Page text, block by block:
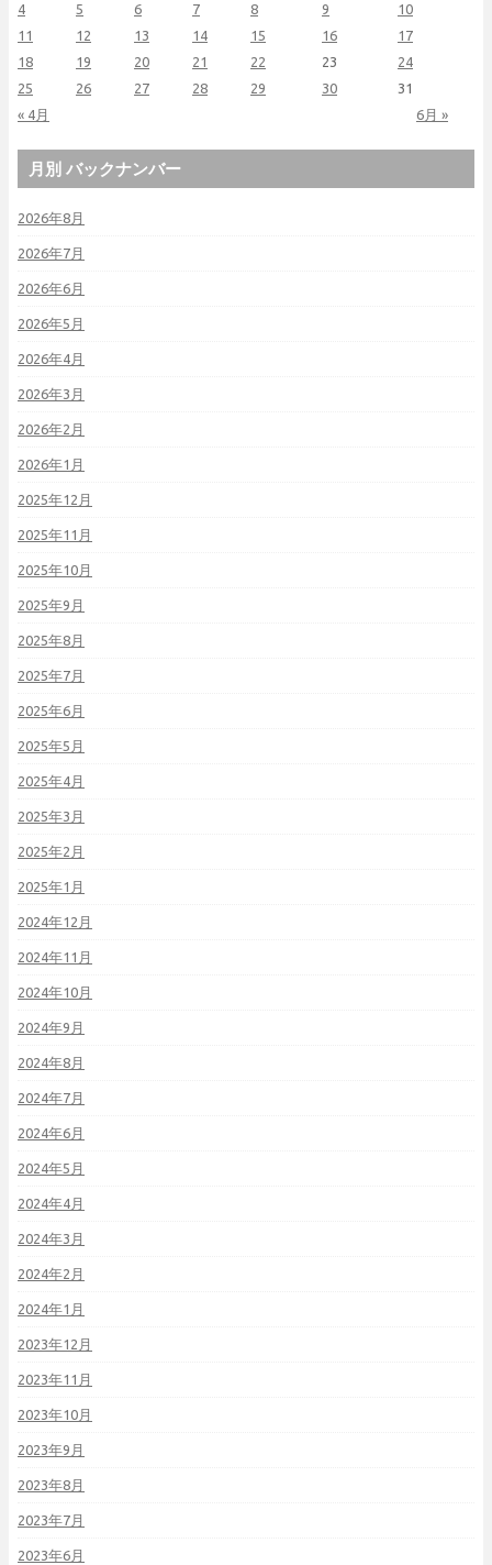
« 4月 6月 »
4
5 6 7 8 9
10
11
12 13 14 15 16
17
18
19 20 21 22 23
24
25
26 27 28 29 30 31
月別 バックナンバー
2026年8月
2026年7月
2026年6月
2026年5月
2026年4月
2026年3月
2026年2月
2026年1月
2025年12月
2025年11月
2025年10月
2025年9月
2025年8月
2025年7月
2025年6月
2025年5月
2025年4月
2025年3月
2025年2月
2025年1月
2024年12月
2024年11月
2024年10月
2024年9月
2024年8月
2024年7月
2024年6月
2024年5月
2024年4月
2024年3月
2024年2月
2024年1月
2023年12月
2023年11月
2023年10月
2023年9月
2023年8月
2023年7月
2023年6月